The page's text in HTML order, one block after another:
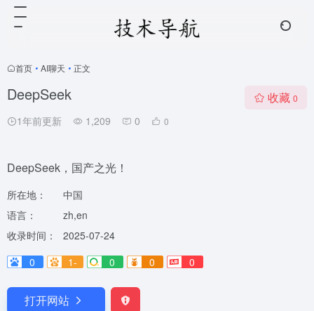
首页 • AI聊天 • 正文
DeepSeek
1年前更新 1,209 0 0
收藏 0
DeepSeek，国产之光！
所在地：
中国
语言：
zh,en
收录时间：
2025-07-24
0
1- 0 0 0
打开网站